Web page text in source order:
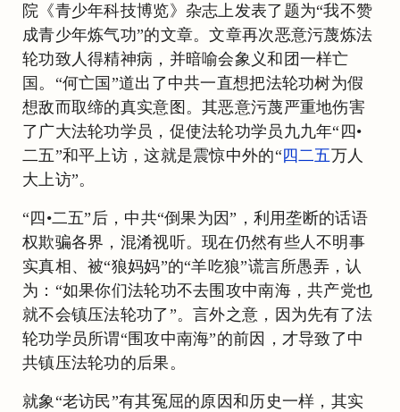
院《青少年科技博览》杂志上发表了题为“我不赞
成青少年炼气功”的文章。文章再次恶意污蔑炼法
轮功致人得精神病，并暗喻会象义和团一样亡
国。“何亡国”道出了中共一直想把法轮功树为假
想敌而取缔的真实意图。其恶意污蔑严重地伤害
了广大法轮功学员，促使法轮功学员九九年“四•
二五”和平上访，这就是震惊中外的“四二五万人
大上访”。
“四•二五”后，中共“倒果为因”，利用垄断的话语
权欺骗各界，混淆视听。现在仍然有些人不明事
实真相、被“狼妈妈”的“羊吃狼”谎言所愚弄，认
为：“如果你们法轮功不去围攻中南海，共产党也
就不会镇压法轮功了”。言外之意，因为先有了法
轮功学员所谓“围攻中南海”的前因，才导致了中
共镇压法轮功的后果。
就象“老访民”有其冤屈的原因和历史一样，其实